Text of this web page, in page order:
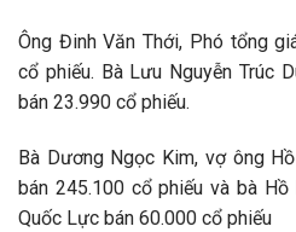
Ông Đinh Văn Thới, Phó tổng
cổ phiếu. Bà Lưu Nguyễn Trúc
bán 23.990 cổ phiếu.
Bà Dương Ngọc Kim, vợ ông
bán 245.100 cổ phiếu và bà
Quốc Lực bán 60.000 cổ phiếu